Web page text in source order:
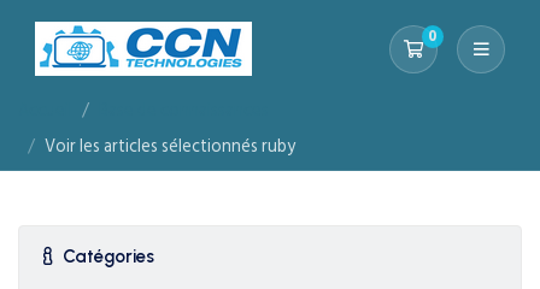
0
Votre panier
Voir les articles sélectionnés ruby
Catégories